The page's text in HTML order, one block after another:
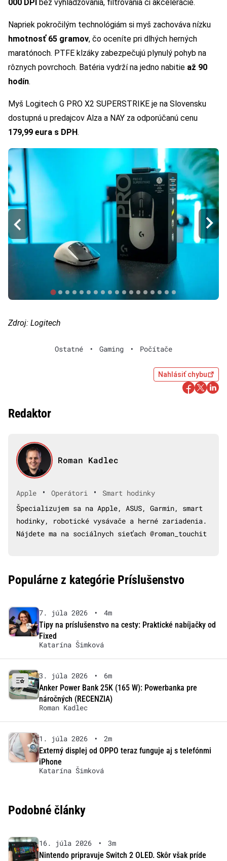
000 DPI bez vyhladzovania, filtrovania či akcelerácie.
Napriek pokročilým technológiám si myš zachováva nízku
hmotnosť 65 gramov, čo oceníte pri dlhých herných
maratónoch. PTFE klzáky zabezpečujú plynulý pohyb na
rôznych povrchoch. Batéria vydrží na jedno nabitie až 90
hodín.
Myš Logitech G PRO X2 SUPERSTRIKE je na Slovensku
dostupná u predajcov Alza a NAY za odporúčanú cenu
179,99 eura s DPH.
Zdroj: Logitech
Ostatné • Gaming • Počítače
Nahlásiť chybu
Redaktor
Roman Kadlec
Apple • Operátori •
Smart hodinky
Špecializujem sa na Apple, ASUS, Garmin, smart
hodinky, robotické vysávače a herné zariadenia.
Nájdete ma na sociálnych sieťach @roman_touchit
Populárne z kategórie Príslušenstvo
7. júla 2026 •
4m
Tipy na príslušenstvo na cesty: Praktické nabíjačky od
Fixed
Katarína Šimková
3. júla 2026 •
6m
Anker Power Bank 25K (165 W): Powerbanka pre
náročných (RECENZIA)
Roman Kadlec
1. júla 2026 •
2m
Externý displej od OPPO teraz funguje aj s telefónmi
iPhone
Katarína Šimková
Podobné články
16. júla 2026 •
3m
Nintendo pripravuje Switch 2 OLED. Skôr však príde